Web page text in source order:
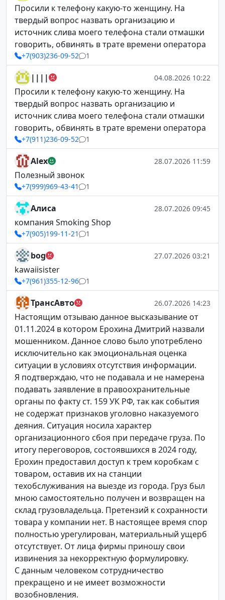
Просили к телефону какую-то женщину. На
твердый вопрос назвать организацию и
источник слива моего телефона стали отмашки
говорить, обвинять в трате времени оператора
+7(903)236-09-52 1
|||| 04.08.2026 10:22
Просили к телефону какую-то женщину. На
твердый вопрос назвать организацию и
источник слива моего телефона стали отмашки
говорить, обвинять в трате времени оператора
+7(911)236-09-52 1
Alex 28.07.2026 11:59
Полезный звонок
+7(999)969-43-41 1
Алиса 28.07.2026 09:45
компания Smoking Shop
+7(905)199-11-21 1
bog 27.07.2026 03:21
kawaiisister
+7(961)355-12-96 1
ТрансАвто 26.07.2026 14:23
Настоящим отзываю данное высказывание от
01.11.2024 в котором Ерохина Дмитрий назвали
мошенником. Данное слово было употреблено
исключительно как эмоциональная оценка
ситуации в условиях отсутствия информации.
Я подтверждаю, что не подавала и не намерена
подавать заявление в правоохранительные
органы по факту ст. 159 УК РФ, так как события
не содержат признаков уголовно наказуемого
деяния. Ситуация носила характер
организационного сбоя при передаче груза. По
итогу переговоров, состоявшихся в 2024 году,
Ерохин предоставил доступ к трем коробкам с
товаром, оставив их на станции
техобслуживания на выезде из города. Груз был
мною самостоятельно получен и возвращен на
склад грузовладельца. Претензий к сохранности
товара у компании нет. В настоящее время спор
полностью урегулирован, материальный ущерб
отсутствует. От лица фирмы приношу свои
извинения за некорректную формулировку.
С данным человеком сотрудничество
прекращено и не имеет возможности
возобновления.